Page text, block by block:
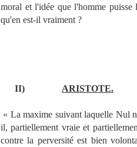
moral et l'idée que l'homme puisse
qu'en est-il vraiment ?
II) ARISTOTE.
« La maxime suivant laquelle Nul
il, partiellement vraie et
contre la perversité est bien